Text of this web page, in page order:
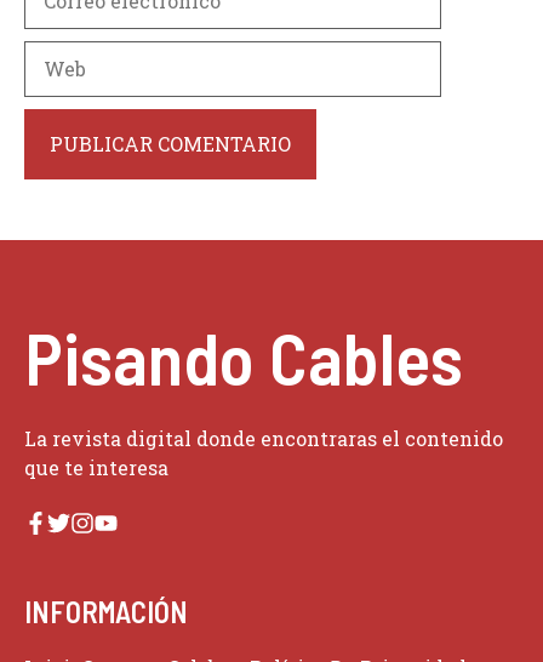
electrónico
Pisando Cables
La revista digital donde encontraras el contenido
que te interesa
INFORMACIÓN